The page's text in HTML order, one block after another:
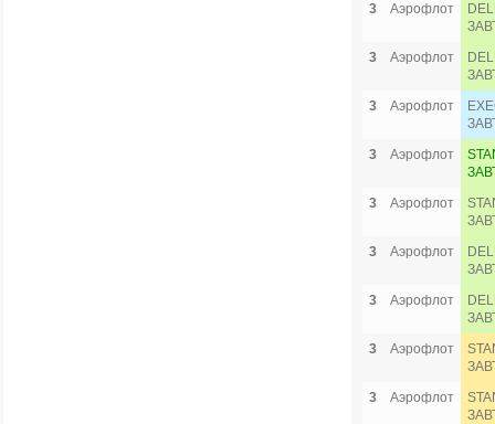
3
Аэрофлот
3
Аэрофлот
3
Аэрофлот
3
Аэрофлот
3
Аэрофлот
3
Аэрофлот
3
Аэрофлот
3
Аэрофлот
3
Аэрофлот